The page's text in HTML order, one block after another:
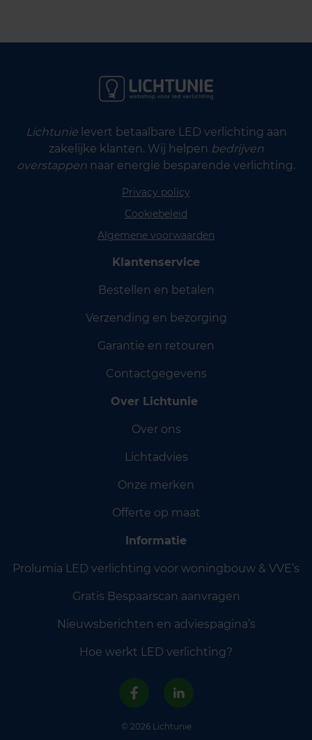
Lichtunielevert betaalbare LED verlichting aan
zakelijke klanten. Wij helpen bedrijven
overstappen naar energie besparende verlichting.
Privacy policy
Cookiebeleid
Algemene voorwaarden
Klantenservice
Bestellen en betalen
Verzending en bezorging
Garantie en retouren
Contactgegevens
Over Lichtunie
Over ons
Lichtadvies
Onze merken
Offerte op maat
Informatie
Prolumia LED verlichting voor woningbouw & VVE’s
Gratis Bespaarscan aanvragen
Nieuwsberichten en adviespagina’s
Hoe werkt LED verlichting?
© 2026 Lichtunie